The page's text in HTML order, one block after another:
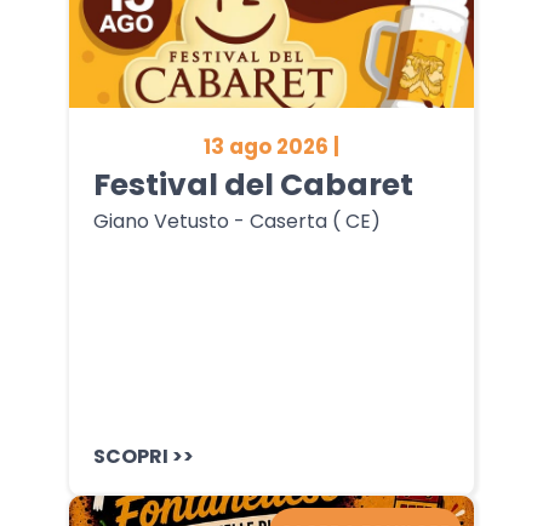
13 ago 2026 |
Festival del Cabaret
Giano Vetusto - Caserta ( CE)
SCOPRI >>